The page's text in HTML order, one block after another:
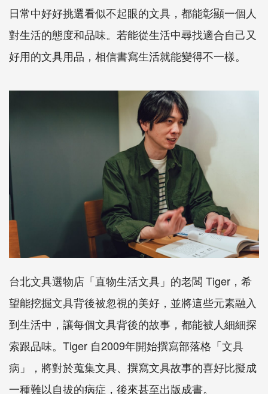
日常中好好挑選看似不起眼的文具，都能彰顯一個人
對生活的態度和品味。若能從生活中尋找適合自己又
好用的文具用品，相信書寫生活就能變得不一樣。
台北文具選物店「直物生活文具」的老闆 Tiger ，希
望能挖掘文具背後被忽視的美好，並將這些元素融入
到生活中，讓每個文具背後的故事，都能被人細細探
索跟品味。 Tiger 自2009年開始撰寫部落格「文具
病」，將對於蒐集文具、撰寫文具故事的喜好比擬成
一種難以自拔的病症，後來甚至出版成書。